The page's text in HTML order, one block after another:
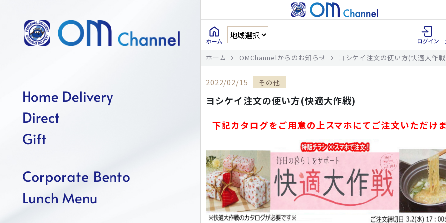
ホーム OMChannelからのお知らせ ヨシケイ注文の使い方(快適大作
2022/02/15 その他
ヨシケイ注文の使い方(快適大作戦)
下記カタログをご用意の上スマホにて ご注文いただけ